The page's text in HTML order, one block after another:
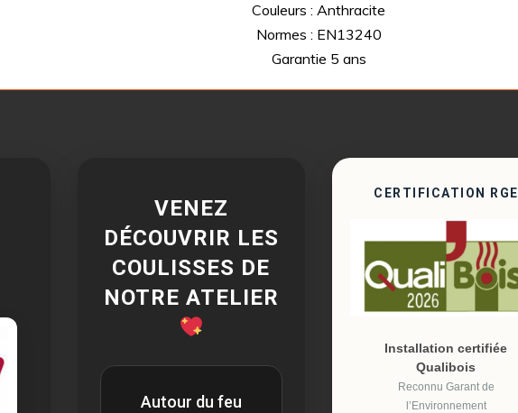
Couleurs : Anthracite
Normes : EN13240
Garantie 5 ans
VENEZ
DÉCOUVRIR LES
COULISSES DE
NOTRE ATELIER
Autour du feu
CERTIFICATION RGE
Installation certifiée
Qualibois
Reconnu Garant de
l’Environnement